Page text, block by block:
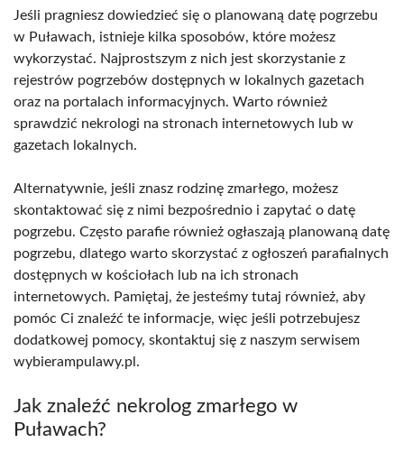
Jeśli pragniesz dowiedzieć się o planowaną datę pogrzebu
w Puławach, istnieje kilka sposobów, które możesz
wykorzystać. Najprostszym z nich jest skorzystanie z
rejestrów pogrzebów dostępnych w lokalnych gazetach
oraz na portalach informacyjnych. Warto również
sprawdzić nekrologi na stronach internetowych lub w
gazetach lokalnych.
Alternatywnie, jeśli znasz rodzinę zmarłego, możesz
skontaktować się z nimi bezpośrednio i zapytać o datę
pogrzebu. Często parafie również ogłaszają planowaną datę
pogrzebu, dlatego warto skorzystać z ogłoszeń parafialnych
dostępnych w kościołach lub na ich stronach
internetowych. Pamiętaj, że jesteśmy tutaj również, aby
pomóc Ci znaleźć te informacje, więc jeśli potrzebujesz
dodatkowej pomocy, skontaktuj się z naszym serwisem
wybierampulawy.pl.
Jak znaleźć nekrolog zmarłego w
Puławach?